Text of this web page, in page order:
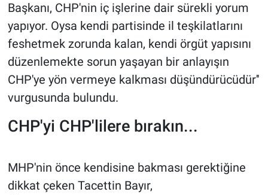
Başkanı, CHP'nin iç işlerine dair sürekli yorum
yapıyor. Oysa kendi partisinde il teşkilatlarını
feshetmek zorunda kalan, kendi örgüt yapısını
düzenlemekte sorun yaşayan bir anlayışın
CHP'ye yön vermeye kalkması düşündürücüdür''
vurgusunda bulundu.
CHP'yi CHP'lilere bırakın...
MHP'nin önce kendisine bakması gerektiğine
dikkat çeken Tacettin Bayır,